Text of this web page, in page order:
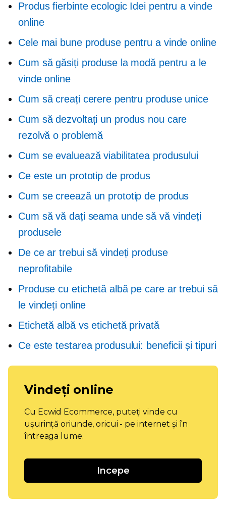
Produs fierbinte ecologicIdei pentru a vinde
online
Cele mai bune produse pentru a vinde online
Cum să găsiți produse la modă pentru a le
vinde online
Cum să creați cerere pentru produse unice
Cum să dezvoltați un produs nou care
rezolvă o problemă
Cum se evaluează viabilitatea produsului
Ce este un prototip de produs
Cum se creează un prototip de produs
Cum să vă dați seama unde să vă vindeți
produsele
De ce ar trebui să vindeți produse
neprofitabile
Produse cu etichetă albă pe care ar trebui să
le vindeți online
Etichetă albă vs etichetă privată
Ce este testarea produsului: beneficii și tipuri
Vindeți online
Cu Ecwid Ecommerce, puteți vinde cu
ușurință oriunde, oricui - pe internet și în
întreaga lume.
Incepe